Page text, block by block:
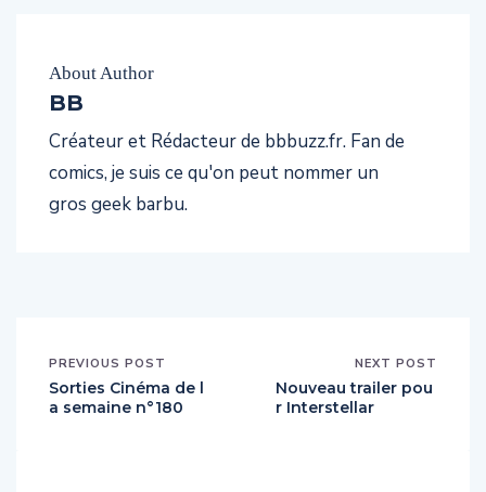
About Author
BB
Créateur et Rédacteur de bbbuzz.fr. Fan de
comics, je suis ce qu'on peut nommer un
gros geek barbu.
PREVIOUS POST
Sorties Cinéma de l
a semaine n°180
NEXT POST
Nouveau trailer pou
r Interstellar